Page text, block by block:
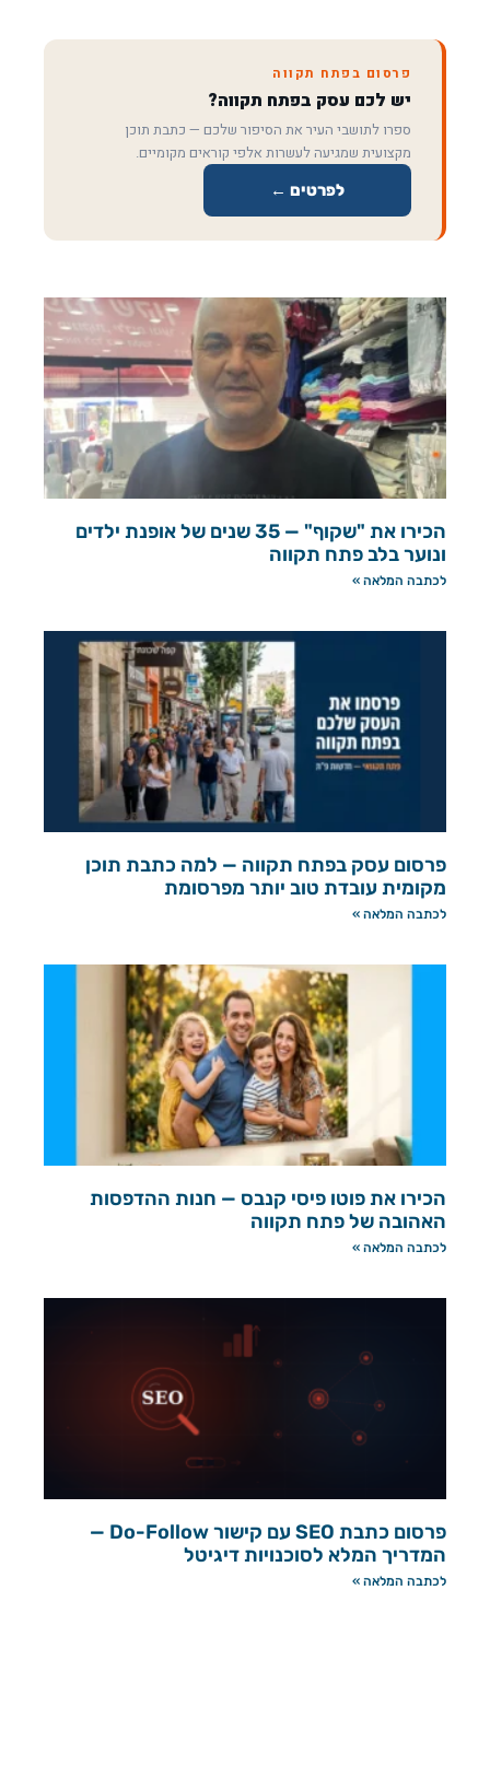
פרסום בפתח תקווה
יש לכם עסק בפתח תקווה?
ספרו לתושבי העיר את הסיפור שלכם — כתבת תוכן
מקצועית שמגיעה לעשרות אלפי קוראים מקומיים.
לפרטים ←
הכירו את "שקוף" — 35 שנים של אופנת ילדים
ונוער בלב פתח תקווה
לכתבה המלאה »
פרסום עסק בפתח תקווה — למה כתבת תוכן
מקומית עובדת טוב יותר מפרסומת
לכתבה המלאה »
הכירו את פוטו פיסי קנבס — חנות ההדפסות
האהובה של פתח תקווה
לכתבה המלאה »
פרסום כתבת SEO עם קישור Do-Follow —
המדריך המלא לסוכנויות דיגיטל
לכתבה המלאה »